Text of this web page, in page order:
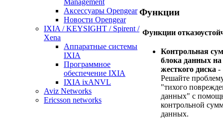
Management
Аксессуары Opengear
Новости Opengear
IXIA / KEYSIGHT / Spirent /
Xena
Аппаратные системы
IXIA
Программное
обеспечение IXIA
IXIA ixANVL
Aviz Networks
Ericsson networks
Функции
Функции
Контрольная
блока данных на
жесткого диска -
Решайте
"тихого
данных" с
контрольной
данных.